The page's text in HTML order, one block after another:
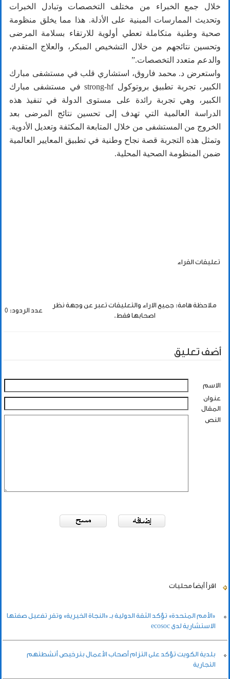
خلال جمع الخبراء من مختلف التخصصات وتبادل الخبرات
وتحديث الممارسات المبنية على الأدلة. هذا مما يخلق منظومة
صحية وطنية متكاملة تعطي أولوية للارتقاء بسلامة المرضى
وتحسين نتائجهم من خلال التشخيص المبكر، والعلاج المتقدم،
والدعم متعدد التخصصات.”
واستعرض د. محمد فاروق، استشاري قلب في مستشفى مبارك
الكبير، تجربة تطبيق بروتوكول strong-hf في مستشفى مبارك
الكبير، وهي تجربة رائدة على مستوى الدولة في تنفيذ هذه
الدراسة العالمية التي تهدف إلى تحسين نتائج المرضى بعد
الخروج من المستشفى من خلال المتابعة المكثفة وتعديل الأدوية.
وتمثل هذه التجربة قصة نجاح وطنية في تطبيق المعايير العالمية
ضمن المنظومة الصحية المحلية.
تعليقات القراء
ملاحظة هامة: جميع الاراء والتعليقات تعبر عن وجهة نظر
اصحابها فقط.
عدد الردود: 0
أضف تعليق
الاسم
عنوان
المقال
النص
اقرأ أيضاً محليات
«الأمم المتحدة» تؤكد الثقة الدولية بـ «النجاة الخيرية» وتقر تفعيل صفتها
الاستشارية لدى ecosoc
بلدية الكويت تؤكد على التزام أصحاب الأعمال بترخيص أنشطتهم
التجارية